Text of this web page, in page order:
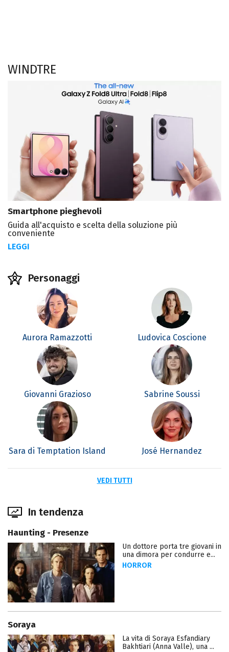
WINDTRE
Smartphone pieghevoli
Guida all'acquisto e scelta della soluzione più
conveniente
LEGGI
Personaggi
Aurora Ramazzotti Ludovica Coscione
Giovanni Grazioso Sabrine Soussi
Sara di Temptation Island José Hernandez
VEDI TUTTI
In tendenza
Haunting - Presenze
Un dottore porta tre giovani in
una dimora per condurre e...
HORROR
Soraya
La vita di Soraya Esfandiary
Bakhtiari (Anna Valle), una ...